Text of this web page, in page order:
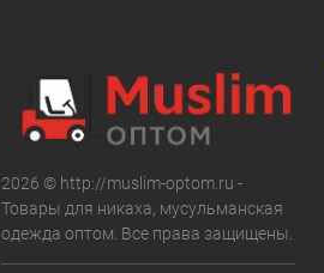
2026 © http://muslim-optom.ru -
Товары для никаха, мусульманская
одежда оптом. Все права защищены.